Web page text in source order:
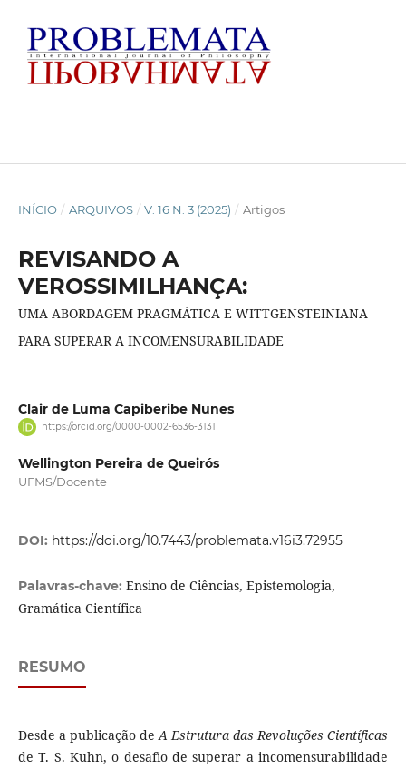
INÍCIO / ARQUIVOS / V. 16 N. 3 (2025) / Artigos
REVISANDO A
VEROSSIMILHANÇA:
UMA ABORDAGEM PRAGMÁTICA E WITTGENSTEINIANA
PARA SUPERAR A INCOMENSURABILIDADE
Clair de Luma Capiberibe Nunes
https://orcid.org/0000-0002-6536-3131
Wellington Pereira de Queirós
UFMS/Docente
DOI: https://doi.org/10.7443/problemata.v16i3.72955
Palavras-chave: Ensino de Ciências, Epistemologia,
Gramática Científica
RESUMO
Desde a publicação deA Estrutura das Revoluções Científicas
de T. S. Kuhn, o desafio de superar a incomensurabilidade